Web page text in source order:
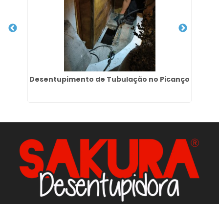
Desentupimento de Tubulação no Picanço